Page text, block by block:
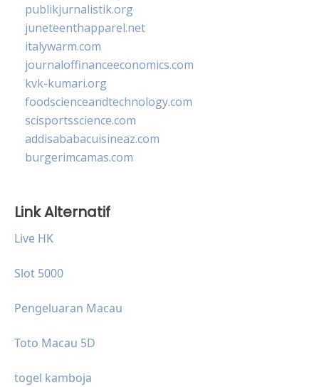
publikjurnalistik.org
juneteenthapparel.net
italywarm.com
journaloffinanceeconomics.com
kvk-kumari.org
foodscienceandtechnology.com
scisportsscience.com
addisababacuisineaz.com
burgerimcamas.com
Link Alternatif
Live HK
Slot 5000
Pengeluaran Macau
Toto Macau 5D
togel kamboja